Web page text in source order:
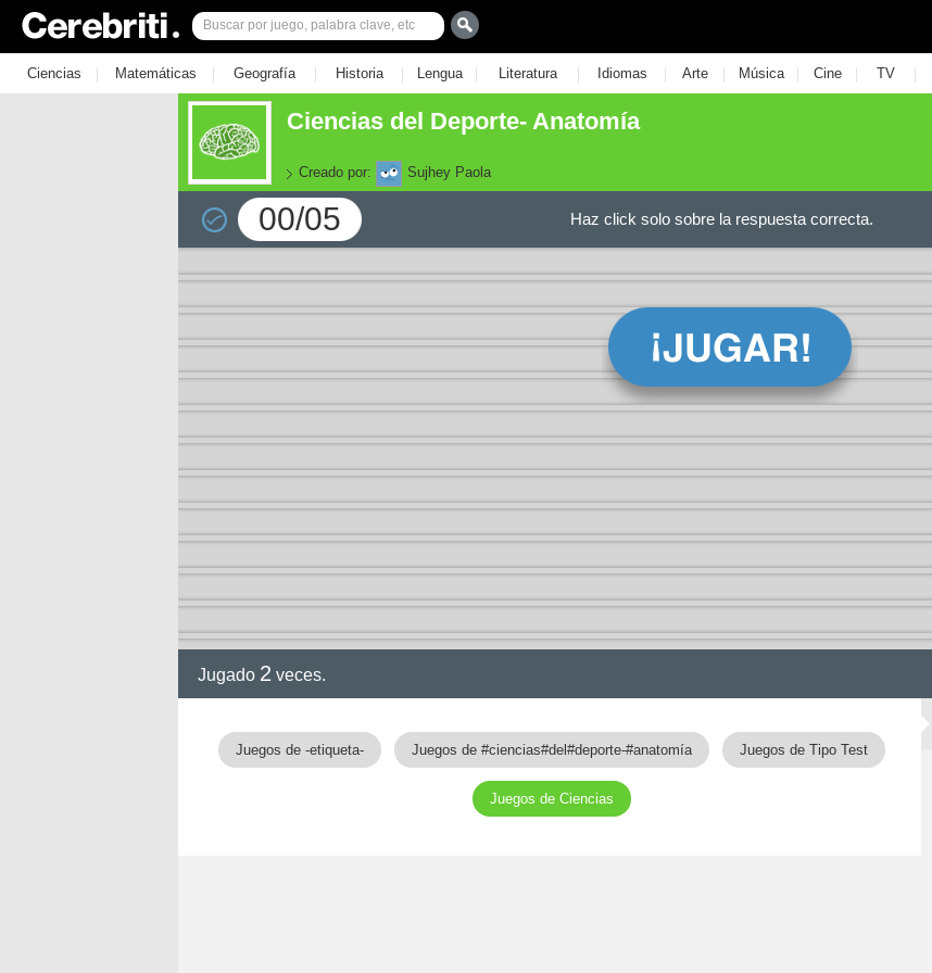
Ciencias | Matemáticas | Geografía | Historia | Lengua | Literatura | Idiomas | Arte | Música | Cine | TV |
Ciencias del Deporte- Anatomía
Creado por: Sujhey Paola
00/05 Haz click solo sobre la respuesta correcta.
Jugado 2 veces.
Juegos de -etiqueta- Juegos de #ciencias#del#deporte-#anatomía Juegos de Tipo Test
Juegos de Ciencias